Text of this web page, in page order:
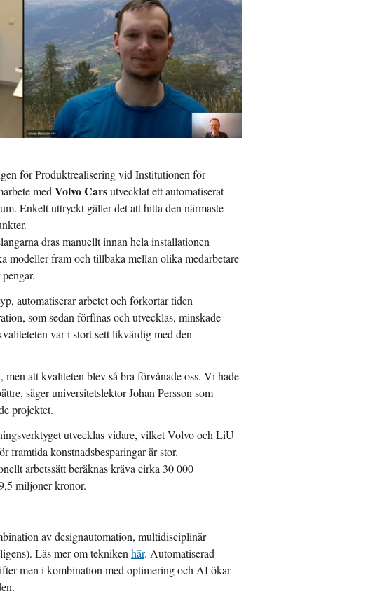
för Produktrealisering vid Institutionen för
med Volvo Carsutvecklat ett automatiserat
Enkelt uttryckt gäller det att hitta den närmaste
dras manuellt innan hela installationen
modeller fram och tillbaka mellan olika medarbetare
automatiserar arbetet och förkortar tiden
som sedan förfinas och utvecklas, minskade
var i stort sett likvärdig med den
att kvaliteten blev så bra förvånade oss. Vi hade
säger universitetslektor Johan Persson som
projektet.
utvecklas vidare, vilket Volvo och LiU
framtida konstnadsbesparingar är stor.
arbetssätt beräknas kräva cirka 30 000
miljoner kronor.
av designautomation, multidisciplinär
Läs mer om tekniken här. Automatiserad
men i kombination med optimering och AI ökar